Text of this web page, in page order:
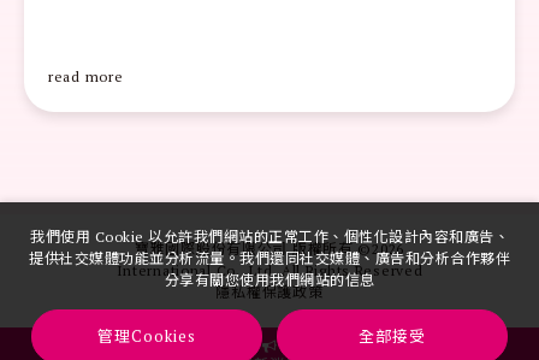
寶雅國際股份有限公司 版權所有 ©2026
International Co., Ltd. All Rights Reserved
隱私權保護政策
我們使用 Cookie 以允許我們網站的正常工作、個性化設計內容和廣告、
提供社交媒體功能並分析流量。我們還同社交媒體、廣告和分析合作夥伴
分享有關您使用我們網站的信息
管理Cookies 全部接受